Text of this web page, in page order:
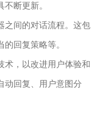
断更新。
之间的对话流程。这包
回复策略等。
术，以改进用户体验和
动回复、用户意图分